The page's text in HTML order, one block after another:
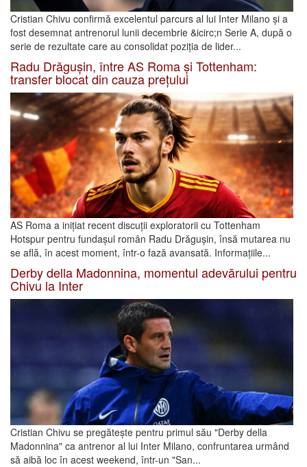
Cristian Chivu confirmă excelentul parcurs al lui Inter Milano și a
fost desemnat antrenorul lunii decembrie &icirc;n Serie A, după o
serie de rezultate care au consolidat poziția de lider...
Radu Drăgușin, între AS Roma și Tottenham:
transfer blocat din cauza prețului
AS Roma a inițiat recent discuții exploratorii cu Tottenham
Hotspur pentru fundașul român Radu Drăgușin, însă mutarea nu
se află, în acest moment, într-o fază avansată. Informațiile...
Derby della Madonnina, momentul adevărului pentru
Chivu la Inter
Cristian Chivu se pregătește pentru primul său "Derby della
Madonnina" ca antrenor al lui Inter Milano, confruntarea urmând
să aibă loc în acest weekend, într-un "San...